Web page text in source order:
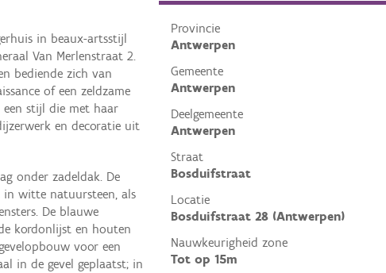
Provincie
Antwerpen
Gemeente
Antwerpen
Deelgemeente
Antwerpen
Straat
Bosduifstraat
Locatie
Bosduifstraat 28 (Antwerpen)
Nauwkeurigheid zone
Tot op 15m
in beaux-artsstijl
Van Merlenstraat 2.
bediende zich van
of een zeldzame
een stijl die met haar
en decoratie uit
onder zadeldak. De
in witte natuursteen, als
De blauwe
kordonlijst en houten
voor een
in de gevel geplaatst; in